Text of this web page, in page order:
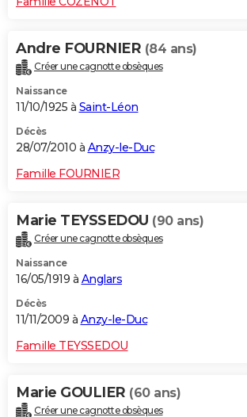
Andre FOURNIER (84 ans)
Créer une cagnotte obsèques
Naissance
11/10/1925 à Saint-Léon
Décès
28/07/2010 à Anzy-le-Duc
Famille FOURNIER
Marie TEYSSEDOU (90 ans)
Créer une cagnotte obsèques
Naissance
16/05/1919 à Anglars
Décès
11/11/2009 à Anzy-le-Duc
Famille TEYSSEDOU
Marie GOULIER (60 ans)
Créer une cagnotte obsèques